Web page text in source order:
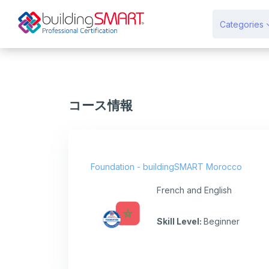
Categories
コース情報
Foundation - buildingSMART Morocco
French and English
Skill Level: Beginner